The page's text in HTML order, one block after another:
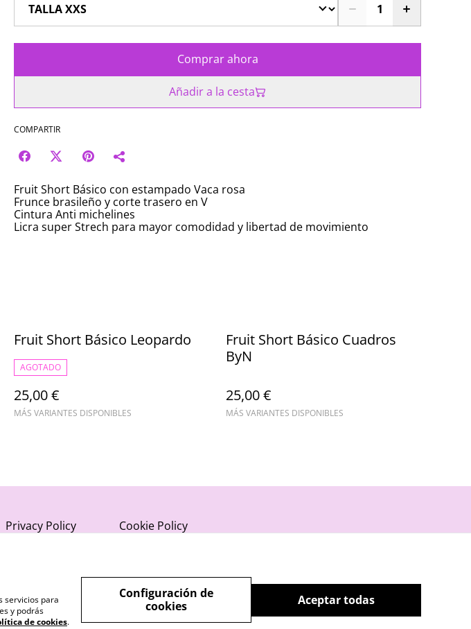
Comprar ahora
Añadir a la cesta
COMPARTIR
Fruit Short Básico con estampado Vaca rosa
Frunce brasileño y corte trasero en V
Cintura Anti michelines
Licra super Strech para mayor comodidad y libertad de movimiento
Fruit Short Básico Leopardo
AGOTADO
25,00 €
MÁS VARIANTES DISPONIBLES
Fruit Short Básico Cuadros
ByN
25,00 €
MÁS VARIANTES DISPONIBLES
Privacy Policy Cookie Policy
servicios para
y podrás
de cookies.
Aceptar todas
Configuración de
cookies